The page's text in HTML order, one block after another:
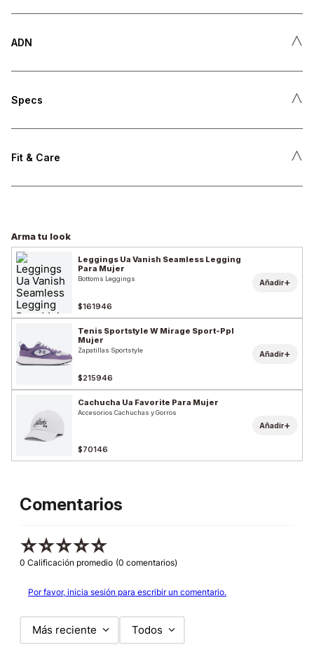
ADN ˄
Specs ˄
Fit & Care ˄
Arma tu look
Leggings Ua Vanish Seamless Legging
Para Mujer
Bottoms Leggings
$161946
Añadir+
Tenis Sportstyle W Mirage Sport-Ppl
Mujer
Zapatillas Sportstyle
$215946
Añadir+
Cachucha Ua Favorite Para Mujer
Accesorios Cachuchas y Gorros
$70146
Añadir+
Comentarios
☆☆☆☆☆
0 Calificación promedio (0 comentarios)
Por favor, inicia sesión para escribir un comentario.
Más reciente Todos